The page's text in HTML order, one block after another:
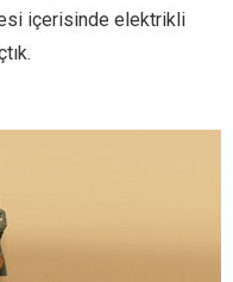
içerisinde elektrikli